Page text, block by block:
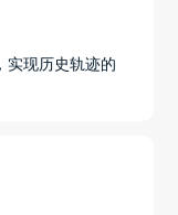
实现历史轨迹的